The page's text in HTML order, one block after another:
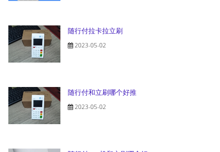
随行付拉卡拉立刷
2023-05-02
随行付和立刷哪个好推
2023-05-02